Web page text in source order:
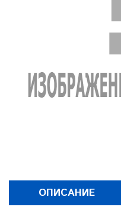
ОПИСАНИЕ